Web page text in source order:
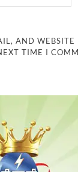
AND WEBSITE
TIME I